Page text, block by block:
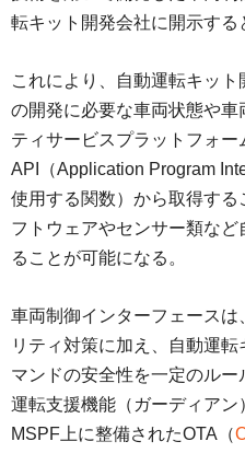
転キット開発会社に開示する
これにより、自動運転キッ
の開発に必要な車両状態や車
ティサービスプラットフォー
API（Application Program
使用する関数）から取得す
フトウェアやセンサー類な
ることが可能になる。
車両制御インターフェースは
リティ対策に加え、自動運
マンドの安全性を一定のル
運転支援機能（ガーディアン
MSPF上に整備されたOTA（